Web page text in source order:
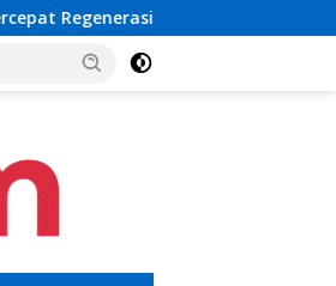
Muda Diprioritaskan Pimpin Struktur